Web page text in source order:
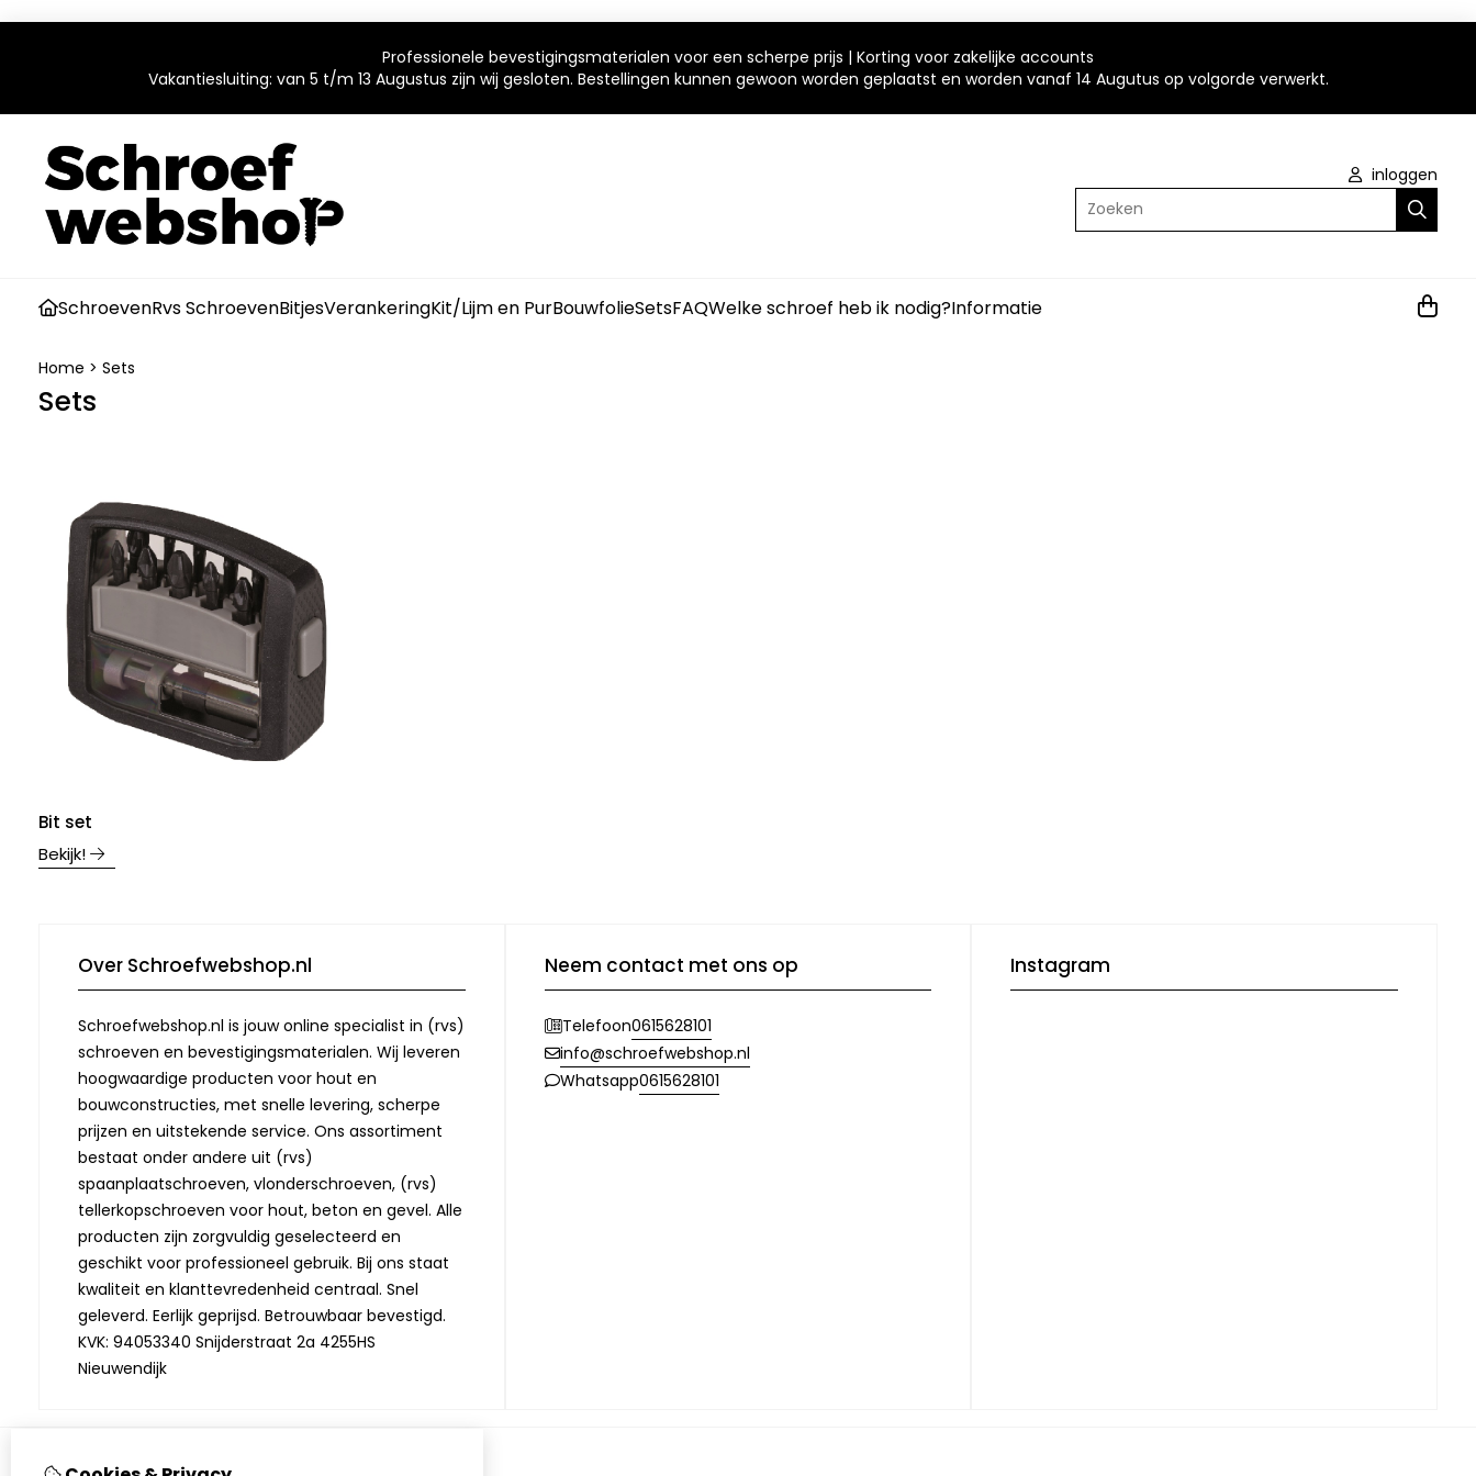
Professionele bevestigingsmaterialen voor een scherpe prijs | Korting voor zakelijke accounts
Vakantiesluiting: van 5 t/m 13 Augustus zijn wij gesloten. Bestellingen kunnen gewoon worden geplaatst en worden vanaf 14 Augutus op volgorde verwerkt.
inloggen
Zoeken
SchroevenRvs SchroevenBitjesVerankeringKit/Lijm en PurBouwfolieSetsFAQWelke schroef heb ik nodig?Informatie
Home > Sets
Sets
Bit set
Bekijk!
Over Schroefwebshop.nl
Schroefwebshop.nl is jouw online specialist in (rvs)
schroeven en bevestigingsmaterialen. Wij leveren
hoogwaardige producten voor hout en
bouwconstructies, met snelle levering, scherpe
prijzen en uitstekende service. Ons assortiment
bestaat onder andere uit (rvs)
spaanplaatschroeven, vlonderschroeven, (rvs)
tellerkopschroeven voor hout, beton en gevel. Alle
producten zijn zorgvuldig geselecteerd en
geschikt voor professioneel gebruik. Bij ons staat
kwaliteit en klanttevredenheid centraal. Snel
geleverd. Eerlijk geprijsd. Betrouwbaar bevestigd.
KVK: 94053340 Snijderstraat 2a 4255HS
Nieuwendijk
Neem contact met ons op
Telefoon0615628101
info@schroefwebshop.nl
Whatsapp0615628101
Instagram